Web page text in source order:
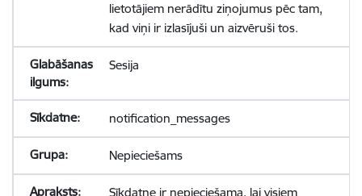
lietotājiem nerādītu ziņojumus pēc tam,
kad viņi ir izlasījuši un aizvēruši tos.
Sesija
notification_messages
Nepieciešams
Sīkdatne ir nepieciešama, lai visiem